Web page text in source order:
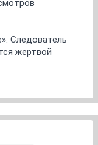
Следователь
жертвой